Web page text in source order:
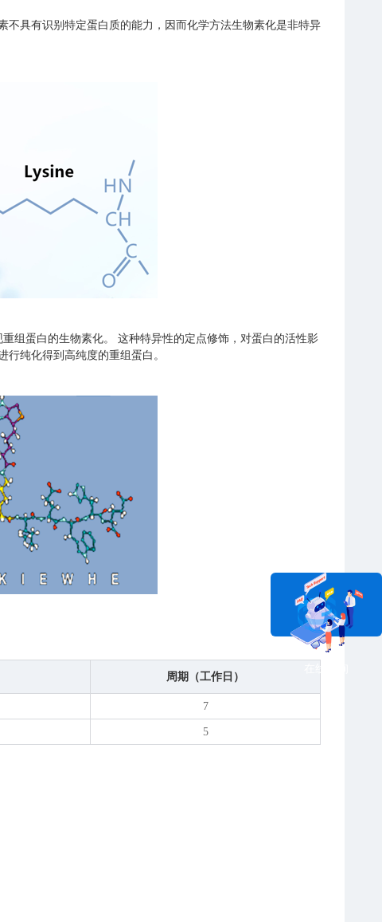
具有识别特定蛋白质的能力，因而化学方法生物素化是非特异
组蛋白的生物素化。 这种特异性的定点修饰，对蛋白的活性影
纯化得到高纯度的重组蛋白。
周期（工作日）
7
5
在线咨询